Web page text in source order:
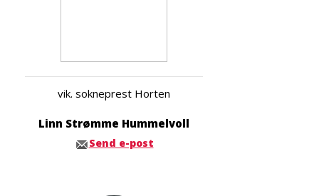
vik. sokneprest Horten
Linn Strømme Hummelvoll
Send e-post